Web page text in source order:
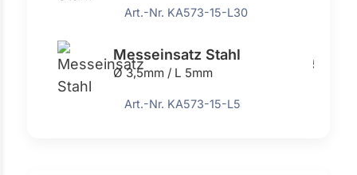
Art.-Nr. KA573-15-L30
Messeinsatz Stahl
Ø 3,5mm / L 5mm
5,58 €
Art.-Nr. KA573-15-L5